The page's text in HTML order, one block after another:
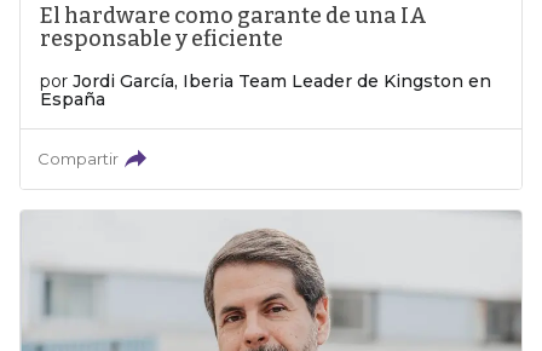
El hardware como garante de una IA
responsable y eficiente
por Jordi García, Iberia Team Leader de Kingston en
España
Compartir